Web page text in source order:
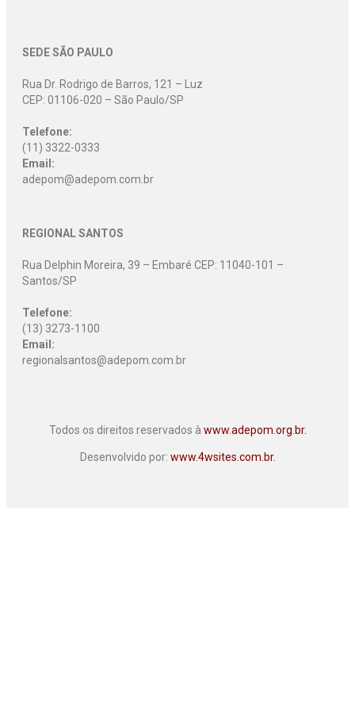
SEDE SÃO PAULO
Rua Dr. Rodrigo de Barros, 121 – Luz
CEP: 01106-020 – São Paulo/SP
Telefone:
(11) 3322-0333
Email:
adepom@adepom.com.br
REGIONAL SANTOS
Rua Delphin Moreira, 39 – Embaré CEP: 11040-101 –
Santos/SP
Telefone:
(13) 3273-1100
Email:
regionalsantos@adepom.com.br
Todos os direitos reservados à www.adepom.org.br.
Desenvolvido por: www.4wsites.com.br.